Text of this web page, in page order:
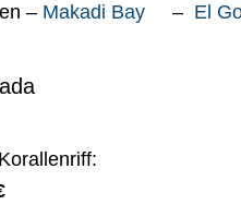
– Makadi Bay – El